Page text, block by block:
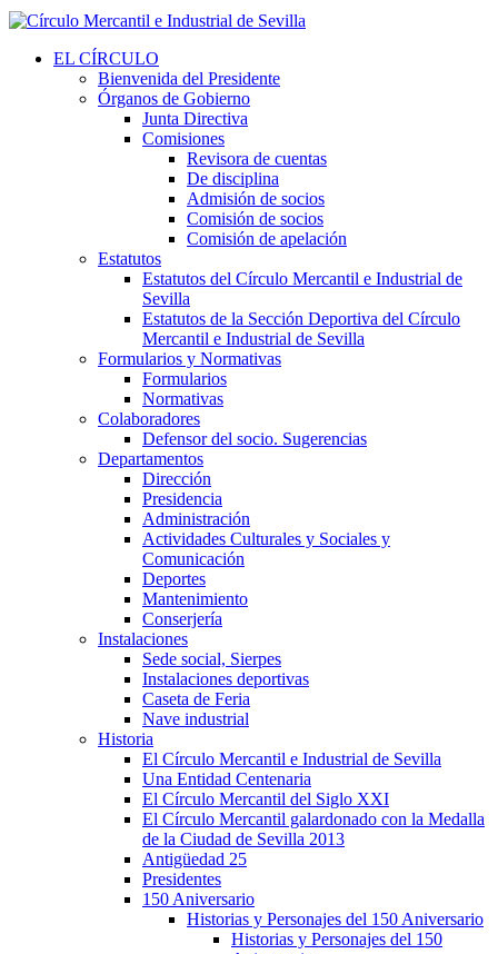
EL CÍRCULO
Bienvenida del Presidente
Órganos de Gobierno
Junta Directiva
Comisiones
Revisora de cuentas
De disciplina
Admisión de socios
Comisión de socios
Comisión de apelación
Estatutos
Estatutos del Círculo Mercantil e Industrial de
Sevilla
Estatutos de la Sección Deportiva del Círculo
Mercantil e Industrial de Sevilla
Formularios y Normativas
Formularios
Normativas
Colaboradores
Defensor del socio. Sugerencias
Departamentos
Dirección
Presidencia
Administración
Actividades Culturales y Sociales y
Comunicación
Deportes
Mantenimiento
Conserjería
Instalaciones
Sede social, Sierpes
Instalaciones deportivas
Caseta de Feria
Nave industrial
Historia
El Círculo Mercantil e Industrial de Sevilla
Una Entidad Centenaria
El Círculo Mercantil del Siglo XXI
El Círculo Mercantil galardonado con la Medalla
de la Ciudad de Sevilla 2013
Antigüedad 25
Presidentes
150 Aniversario
Historias y Personajes del 150 Aniversario
Historias y Personajes del 150